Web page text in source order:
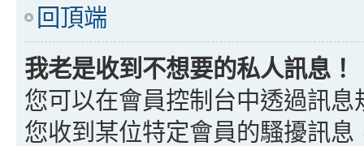
回頂端
我老是收到不想要的私人訊息！
您可以在會員控制台中透過訊
您收到某位特定會員的騷擾訊